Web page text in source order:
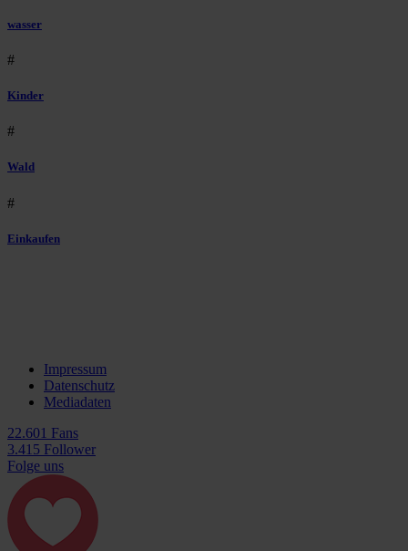
wasser
#
Kinder
#
Wald
#
Einkaufen
Impressum
Datenschutz
Mediadaten
22.601 Fans
3.415 Follower
Folge uns